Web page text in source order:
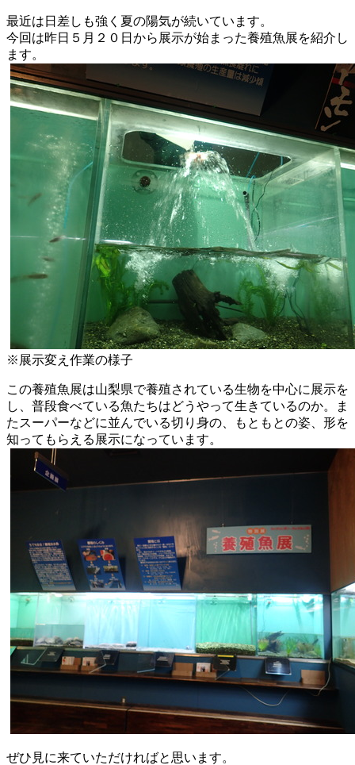
最近は日差しも強く夏の陽気が続いています。
今回は昨日５月２０日から展示が始まった養殖魚展を紹介し
ます。
※展示変え作業の様子
この養殖魚展は山梨県で養殖されている生物を中心に展示を
し、 普段食べている魚たちはどうやって生きているのか。
ま
たスーパーなどに並んでいる切り身の、もともとの姿、 形を
知ってもらえる展示になっています。
ぜひ見に来ていただければと思います。